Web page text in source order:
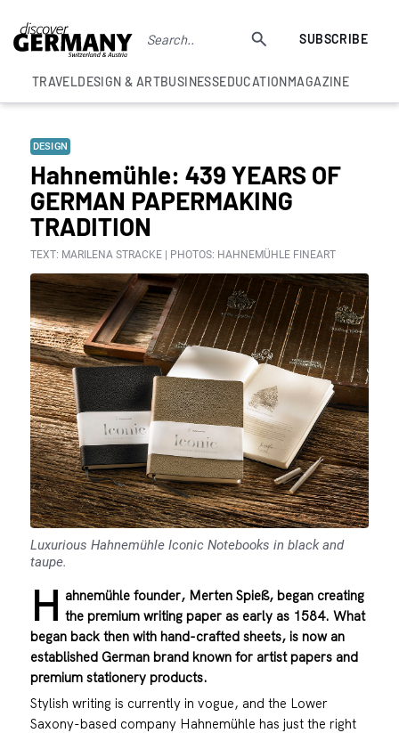
SUBSCRIBE
TRAVELDESIGN & ARTBUSINESSEDUCATIONMAGAZINE
DESIGN
Hahnemühle: 439 YEARS OF
GERMAN PAPERMAKING
TRADITION
TEXT: MARILENA STRACKE | PHOTOS: HAHNEMÜHLE FINEART
Luxurious Hahnemühle Iconic Notebooks in black and
taupe.
H ahnemühle founder, Merten Spieß, began creating
the premium writing paper as early as 1584. What
began back then with hand-crafted sheets, is now an
established German brand known for artist papers and
premium stationery products.
Stylish writing is currently in vogue, and the Lower
Saxony-based company Hahnemühle has just the right